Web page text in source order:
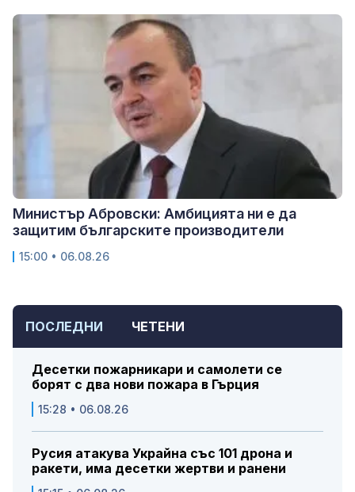
ПОСЛЕДНИ ЧЕТЕНИ
Десетки пожарникари и самолети се
борят с два нови пожара в Гърция
15:28 • 06.08.26
Русия атакува Украйна със 101 дрона и
ракети, има десетки жертви и ранени
Министър Абровски: Амбицията ни е да
защитим българските производители
15:00 • 06.08.26